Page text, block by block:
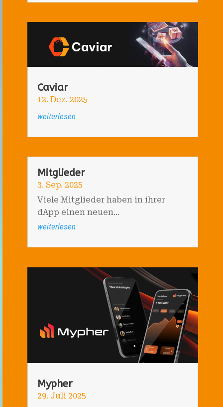
Caviar
12. Dez. 2025
weiterlesen
Mitglieder
3. Sep. 2025
Viele Mitglieder haben in ihrer
dApp einen neuen...
weiterlesen
Mypher
29. Juli 2025